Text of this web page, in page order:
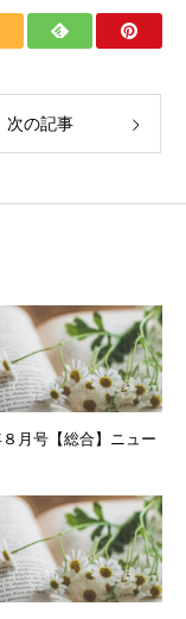
次の記事
８月号【総合】ニュー